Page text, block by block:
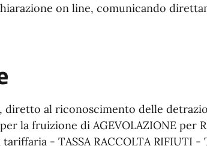
on line, comunicando
diretto al riconoscimento delle
la fruizione di AGEVOLAZIONE per
- TASSA RACCOLTA RIFIUTI -